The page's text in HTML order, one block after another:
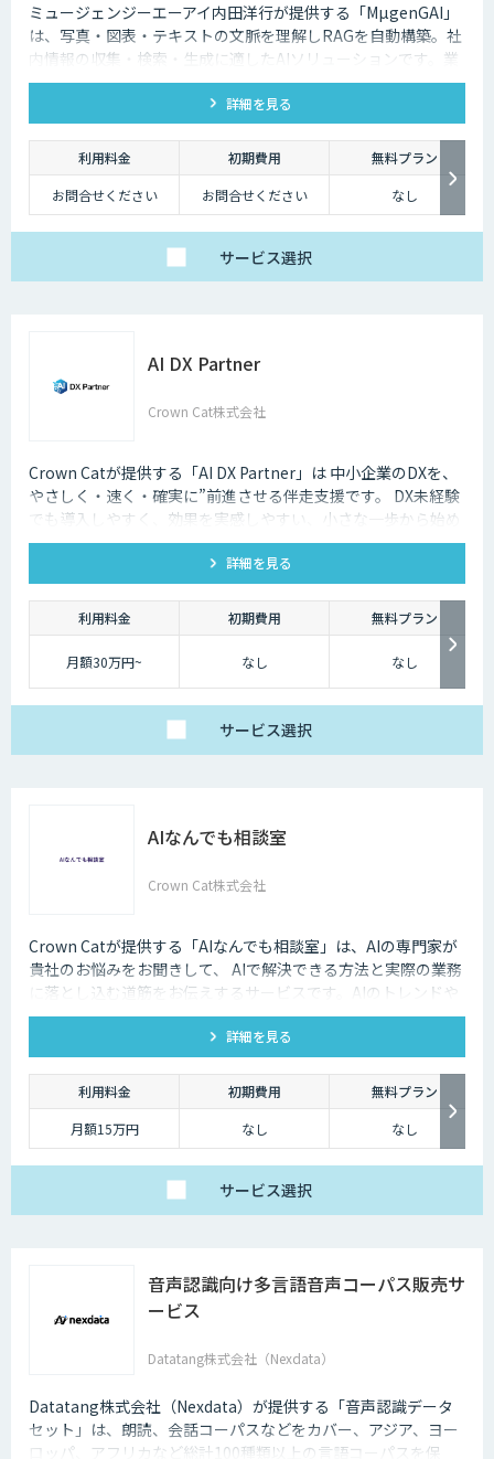
ミュージェンジーエーアイ内田洋行が提供する「MµgenGAI」
は、写真・図表・テキストの文脈を理解しRAGを自動構築。社
内情報の収集・検索・生成に適したAIソリューションです。業
種を問わず業務効率とナレッジ活用を支援します。
詳細を見る
利用料金 初期費用
無料プラン
お問合せください
お問合せください なし
サービス選択
AI DX Partner
Crown Cat株式会社
Crown Catが提供する「AI DX Partner」は 中小企業のDXを、
やさしく・速く・確実に”前進させる伴走支援です。 DX未経験
でも導入しやすく、効果を実感しやすい、小さな一歩から始め
るDX支援サービスです。 AI DX Partnerは、大手企業のDX支援
で培ったノウハウをベースに、 地方・中小企業のための“現実
的なDX”を設計・実装・運用まで一貫して支援いたします。 私
たちは、コンサル×開発×AIの力で、現場に寄り添った 『ちょ
うどいいDX』を実現します。
詳細を見る
利用料金 初期費用 無料プラン
月額30万円~ なし なし
サービス選択
AIなんでも相談室
Crown Cat株式会社
Crown Catが提供する「AIなんでも相談室」は、AIの専門家が
貴社のお悩みをお聞きして、 AIで解決できる方法と実際の業務
に落とし込む道筋をお伝えするサービスです。AIのトレンドや
最新の事例はもちろん、自社にあった活用を安価にクイックに
詳細を見る
利用料金 初期費用
無料プラン
月額15万円
なし なし
サービス選択
音声認識向け多言語音声コーパス販売サ
ービス
Datatang株式会社（Nexdata）
Datatang株式会社（Nexdata）が提供する「音声認識データ
セット」は、朗読、会話コーパスなどをカバー、アジア、ヨー
ロッパ、アフリカなど総計100種類以上の言語コーパスを保